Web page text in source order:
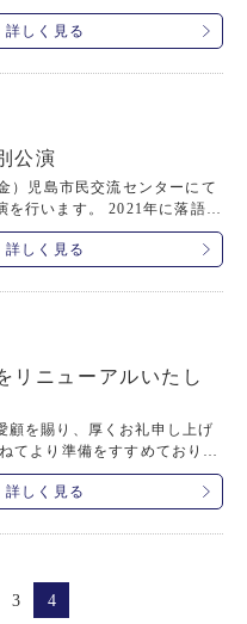
を一般公開致しますので、10
気も併せてお楽しみ下さい。
しい内容となっております。
びお気軽にお越し下さい。 料
予約制となっておりますの
合わせは旧野﨑家住宅・野﨑
ます。 TEL：086-47
詳しく見る
公演
）児島市民交流センターにて
を行います。 2021年に落語会
打に昇進された岡山県出身の
語が聞けます。 定員100名の
い。 ご予約・お問い合わせは
家塩業歴史館までお願い致し
2001 Email：nozakike@mx
詳しく見る
リニューアルいたし
顧を賜り、厚くお礼申し上げ
てより準備をすすめておりま
ジを全面リニューアル致しま
フォン対応に変更致しまし
で、引き続きよろしくお願い
詳しく見る
3 4